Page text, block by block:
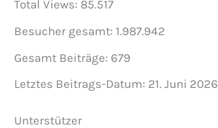
Total Views: 85.517
Besucher gesamt: 1.987.942
Gesamt Beiträge: 679
Letztes Beitrags-Datum: 21. Juni 2026
Unterstützer